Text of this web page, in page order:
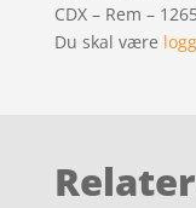
CDX – Rem –
Du skal være